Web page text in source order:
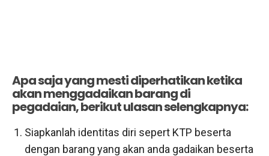
Apa saja yang mesti diperhatikan ketika
akan menggadaikan barang di
pegadaian, berikut ulasan selengkapnya:
Siapkanlah identitas diri sepert KTP beserta
dengan barang yang akan anda gadaikan beserta